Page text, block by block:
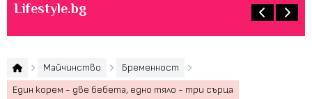
Lifestyle.bg
Майчинство
Бременност
Един корем - две бебета, едно тяло - три сърца